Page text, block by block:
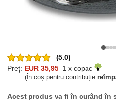
(5.0)
Preţ: EUR 35,95 1 x copac
(În coș pentru contribuție
Acest produs va fi în curând în